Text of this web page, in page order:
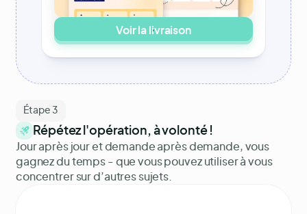
Voir la livraison
Étape 3
Répétez l'opération, à volonté !
Jour après jour et demande après demande, vous
gagnez du temps - que vous pouvez utiliser à vous
concentrer sur d’autres sujets.